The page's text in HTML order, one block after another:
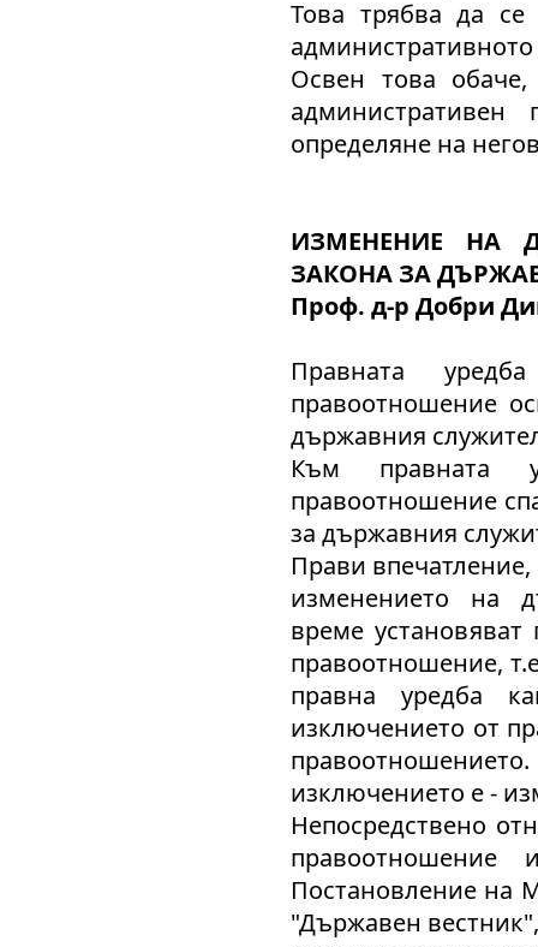
Това трябва да
Освен това
определяне на
ИЗМЕНЕНИЕ НА
ЗАКОНА ЗА
Проф. д-р Добри
Правната
правоотношение
държавния
Към правната
правоотношение
за държавния
Прави
изменението на
време
правоотношение,
правна уредба
изключението от
изключението е -
Непосредствено
правоотношение
Постановление на
"Държавен вестник",